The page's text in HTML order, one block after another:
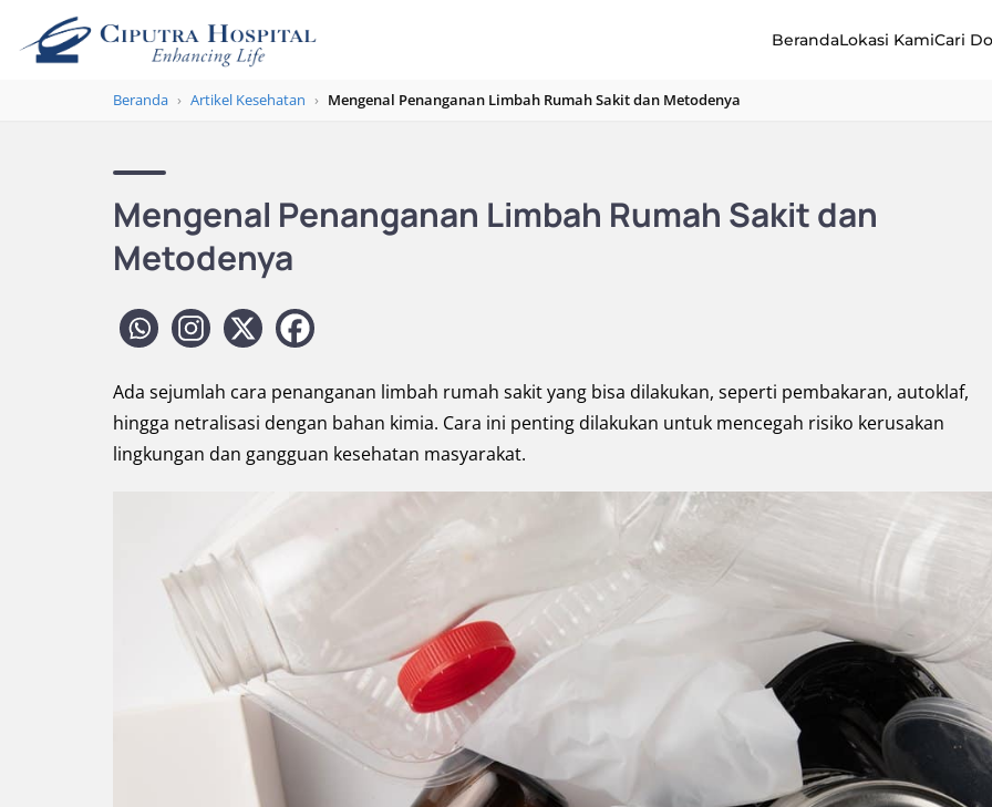
BerandaLokasi KamiCari
Beranda › Artikel Kesehatan › Mengenal Penanganan Limbah Rumah Sakit dan Metodenya
Mengenal Penanganan Limbah Rumah Sakit dan
Metodenya
Ada sejumlah cara penanganan limbah rumah sakit yang bisa dilakukan, seperti pembakaran, autoklaf,
hingga netralisasi dengan bahan kimia. Cara ini penting dilakukan untuk mencegah risiko kerusakan
lingkungan dan gangguan kesehatan masyarakat.